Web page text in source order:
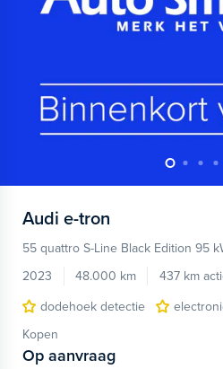
Audi e-tron
55 quattro S-Line Black Edition 95
2023
48.000 km 437 km
dodehoek detectie
Kopen
Op aanvraag